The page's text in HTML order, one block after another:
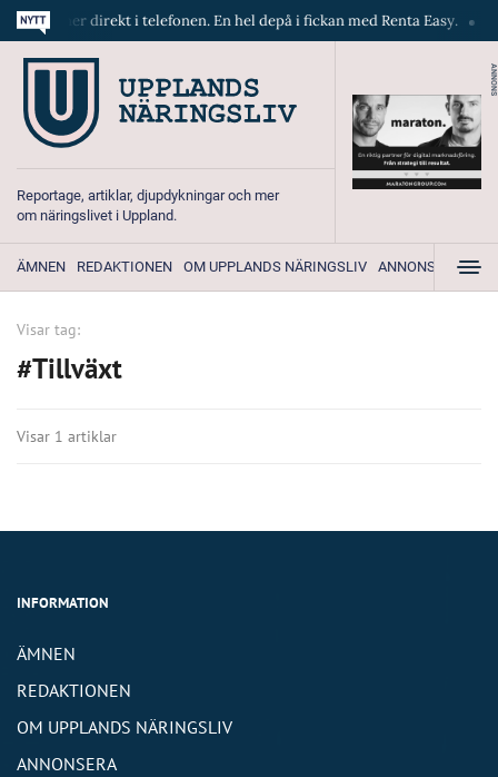
direkt i telefonen. En hel depå i fickan med Renta Easy.
Reportage, artiklar, djupdykningar och mer
om näringslivet i Uppland.
ANNONS
ÄMNEN REDAKTIONEN OM UPPLANDS NÄRINGSLIV ANNONSERA
Visar tag:
#Tillväxt
Visar 1 artiklar
INFORMATION
ÄMNEN
REDAKTIONEN
OM UPPLANDS NÄRINGSLIV
ANNONSERA